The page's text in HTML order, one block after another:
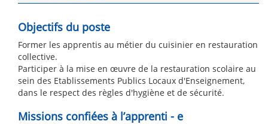
Objectifs du poste
Former les apprentis au métier du cuisinier en restauration
collective.
Participer à la mise en œuvre de la restauration scolaire au
sein des Etablissements Publics Locaux d'Enseignement,
dans le respect des règles d'hygiène et de sécurité.
Missions confiées à l’apprenti - e